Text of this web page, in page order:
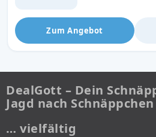
Zum Angebot
DealGott – Dein
Jagd nach
… vielfältig